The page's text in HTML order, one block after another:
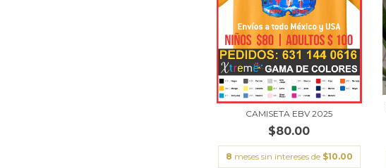
CAMISETA EBV 2025
$80.00
8 meses sin intereses de $10.00